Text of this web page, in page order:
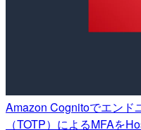
Amazon Cognitoでエンド
（TOTP）によるMFAを